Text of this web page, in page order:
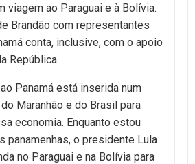
viagem ao Paraguai e à Bolívia.
Brandão com representantes
conta, inclusive, com o apoio
República.
Panamá está inserida num
Maranhão e do Brasil para
economia. Enquanto estou
panamenhas, o presidente Lula
no Paraguai e na Bolívia para